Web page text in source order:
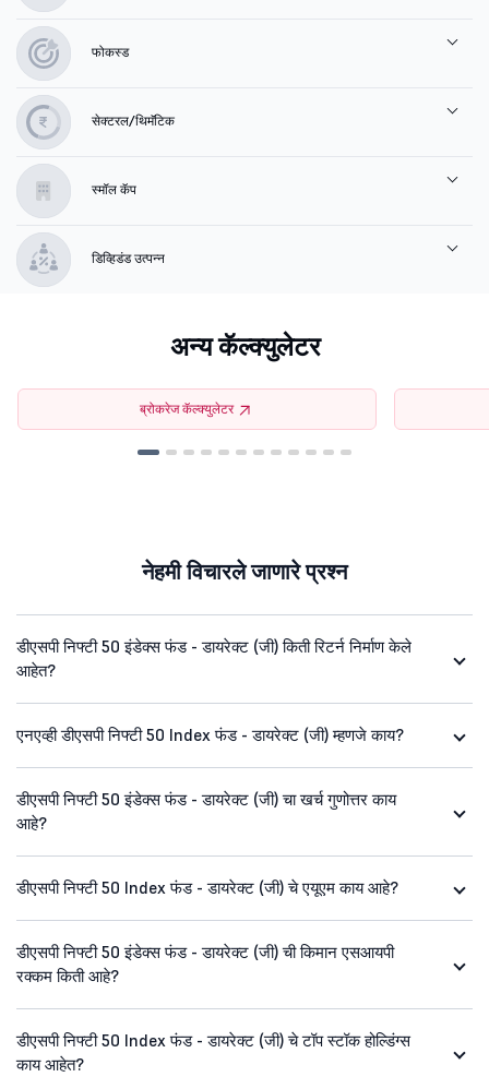
फोकस्ड
सेक्टरल/थिमॅटिक
स्मॉल कॅप
डिव्हिडंड उत्पन्न
अन्य कॅल्क्युलेटर
ब्रोकरेज कॅल्क्युलेटर
नेहमी विचारले जाणारे प्रश्न
डीएसपी निफ्टी 50 इंडेक्स फंड - डायरेक्ट (जी) किती रिटर्न निर्माण केले
आहेत?
एनएव्ही डीएसपी निफ्टी 50 Index फंड - डायरेक्ट (जी) म्हणजे काय?
डीएसपी निफ्टी 50 इंडेक्स फंड - डायरेक्ट (जी) चा खर्च गुणोत्तर काय
आहे?
डीएसपी निफ्टी 50 Index फंड - डायरेक्ट (जी) चे एयूएम काय आहे?
डीएसपी निफ्टी 50 इंडेक्स फंड - डायरेक्ट (जी) ची किमान एसआयपी
रक्कम किती आहे?
डीएसपी निफ्टी 50 Index फंड - डायरेक्ट (जी) चे टॉप स्टॉक होल्डिंग्स
काय आहेत?